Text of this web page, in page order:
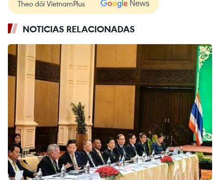
Theo dõi VietnamPlus
NOTICIAS RELACIONADAS